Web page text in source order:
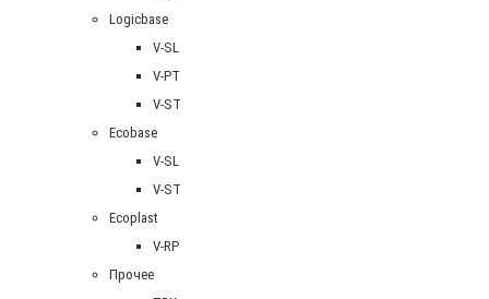
Logicbase
V-SL
V-PT
V-ST
Ecobase
V-SL
V-ST
Ecoplast
V-RP
Прочее